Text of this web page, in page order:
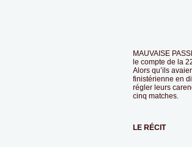
MAUVAISE
le compte de la
Alors qu’ils
finistérienne en
régler leurs
cinq matches.
LE RÉCIT